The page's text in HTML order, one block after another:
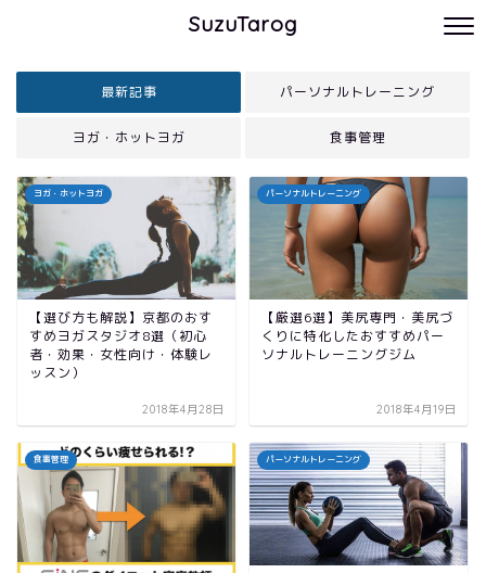
SuzuTarog
最新記事 パーソナルトレーニング
ヨガ・ホットヨガ 食事管理
ヨガ・ホットヨガ
【選び方も解説】京都のおす
すめヨガスタジオ8選（初心
者・効果・女性向け・体験レ
ッスン）
2018年4月28日
パーソナルトレーニング
【厳選6選】美尻専門・美尻づ
くりに特化したおすすめパー
ソナルトレーニングジム
2018年4月19日
食事管理 パーソナルトレーニング